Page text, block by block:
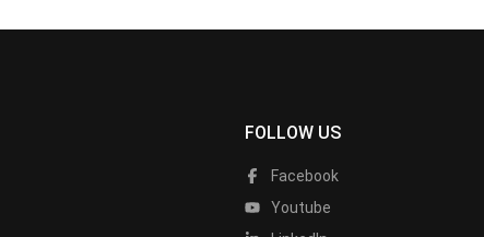
FOLLOW US
Facebook
Youtube